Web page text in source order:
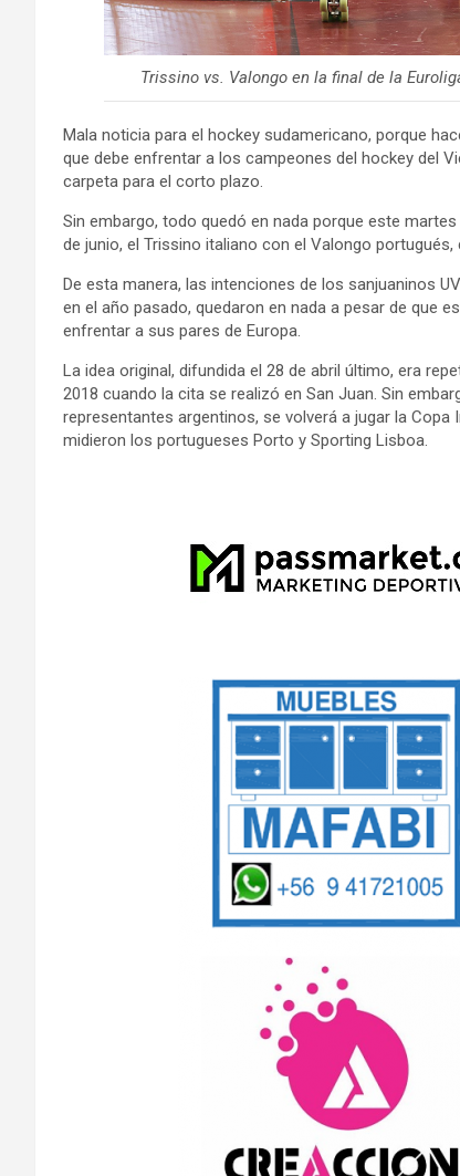
Trissino vs. Valongo en la final de la
Mala noticia para el hockey sudamericano, porque
que debe enfrentar a los campeones del hockey del
carpeta para el corto plazo.
Sin embargo, todo quedó en nada porque este
de junio, el Trissino italiano con el Valongo
De esta manera, las intenciones de los sanjuaninos
en el año pasado, quedaron en nada a pesar de que
enfrentar a sus pares de Europa.
La idea original, difundida el 28 de abril último, era
2018 cuando la cita se realizó en San Juan. Sin
representantes argentinos, se volverá a jugar la
midieron los portugueses Porto y Sporting Lisboa.